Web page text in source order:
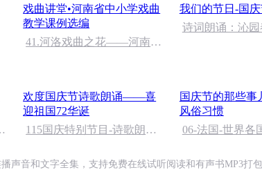
戏曲讲堂•河南省中小学戏曲
教学课例选编
41.河洛戏曲之花——河南曲
我们的节日-国
诗词朗诵：沁园
欢度国庆节诗歌朗诵——喜
迎祖国72华诞
115国庆特别节目-诗歌朗诵-
国庆节的那些事
风俗习惯
06-法国-世界各
音和文字全集，支持免费在线试听阅读和有声书MP3打包